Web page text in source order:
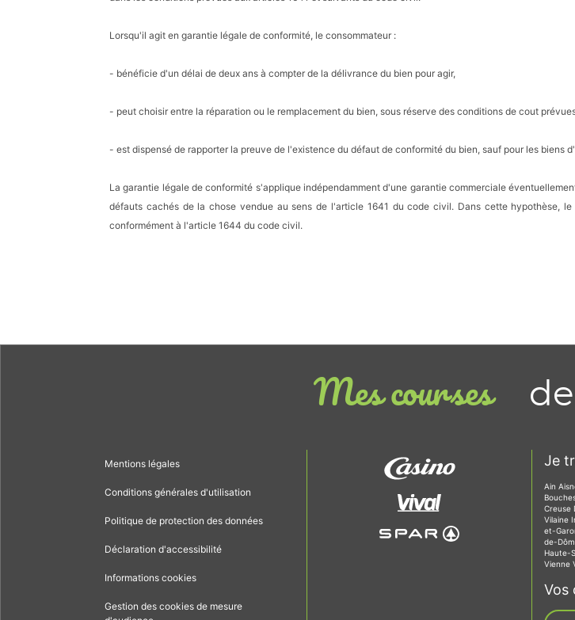
Lorsqu'il agit en garantie légale de conformité, le consommateur :
- bénéficie d'un délai de deux ans à compter de la délivrance du bien pour agir,
- peut choisir entre la réparation ou le remplacement du bien, sous réserve des conditions de cout
- est dispensé de rapporter la preuve de l'existence du défaut de conformité du bien, sauf pour les biens
La garantie légale de conformité s'applique indépendamment d'une garantie commerciale
défauts cachés de la chose vendue au sens de l'article 1641 du code civil. Dans cette hypothèse,
conformément à l'article 1644 du code civil.
Mes courses
Mentions légales
Conditions générales d'utilisation
Politique de protection des données
Déclaration d'accessibilité
Informations cookies
Gestion des cookies de mesure
Je
Ain
Creuse
Vilaine
et-
de-
Haute-
Vienne
Vos